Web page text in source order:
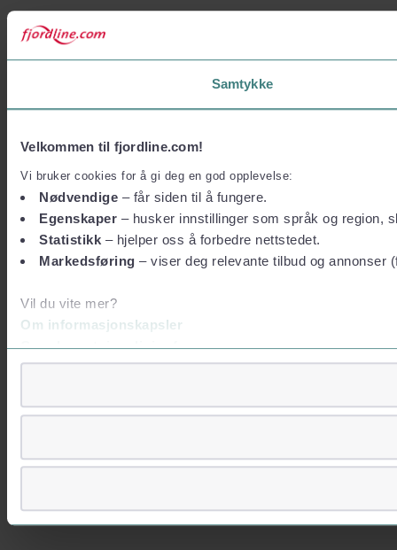
Samtykke
Velkommen til fjordline.com!
Vi bruker cookies for å gi deg en god opplevelse:
Nødvendige – får siden til å fungere.
Egenskaper – husker innstillinger som språk og region,
Statistikk – hjelper oss å forbedre nettstedet.
Markedsføring – viser deg relevante tilbud og annonser
Vil du vite mer?
Om informasjonskapsler
Googles retningslinjer for personvern
Vi lagrer aldri informasjon gjennom cookies som direkte